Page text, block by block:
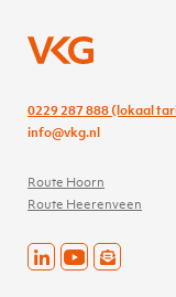
0229 287 888 (lokaal
info@vkg.nl
Route Hoorn
Route Heerenveen